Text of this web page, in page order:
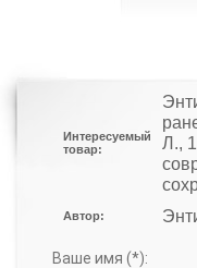
Интересуемый
товар:
Л.,
Автор:
Ваше имя (*):